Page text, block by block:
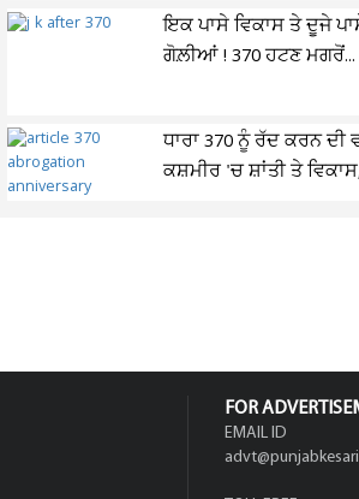
ਇਕ ਪਾਸੇ ਵਿਕਾਸ ਤੇ ਦੂਜੇ
ਗੋਲ਼ੀਆਂ ! 370 ਹਟਣ ਮਗਰੋਂ...
ਧਾਰਾ 370 ਨੂੰ ਰੱਦ ਕਰਨ ਦੀ
ਕਸ਼ਮੀਰ 'ਚ ਸ਼ਾਂਤੀ ਤੇ
FOR
EMAIL ID